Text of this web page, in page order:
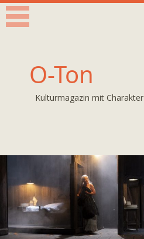
O-Ton
Kulturmagazin mit Charakter